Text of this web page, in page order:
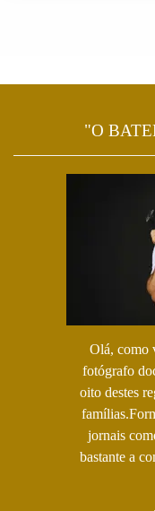
"O
Olá, como
fotógrafo
oito destes
jornais
bastante a